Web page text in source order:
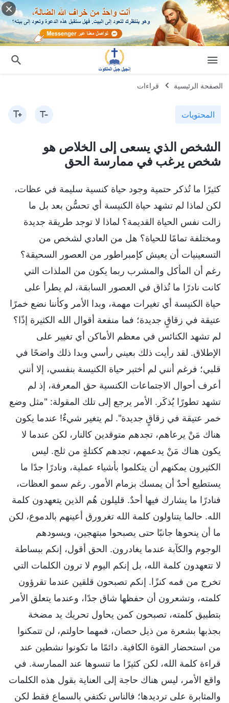
الصفحة الرئيسية قراءات
المحتويات
الشخص الذي يسعى إلى الخلاص هو
شخص يرغب في ممارسة الحق
كثيرًا ما تُذكر حتمية وجود حياة كنسية سليمة في عظات،
لكن لماذا لم تشهد حياة الكنيسة أي تحسُّن بعد بل ما
زالت نفس الحياة القديمة؟ لماذا لا توجد طريقة جديدة
ومختلفة تمامًا للحياة؟ هل من العادي لشخص من
التسعينيات أن يعيش كإمبراطور من العصور السحيقة؟
رغم أن المأكل والمشرب ربما يكون من الملذات التي
كانت نادرًا ما تُذاق في العصور السابقة، لم يطرأ على
حياة الكنيسة أي تغيرات مهمة، وبدا الأمر وكأننا نضع خمرًا
عتيقة في زقاقٍ جديدة؛ فما منفعة أقوال الله الكثيرة إذًا؟
لم تشهد الكنائس في معظم الأماكن أي تغيير على
الإطلاق. لقد رأيت ذلك بعيني رأسي وبدا ذلك واضحًا في
قلبي؛ فرغم أنني لم أختبر حياة الكنيسة بنفسي، إلا أنني
أعرف أحوال الاجتماعات الكنسية حق المعرفة، إذ لم
تشهد تطورًا يُذكَر. الأمر يرجع إلى تلك المقولة: "مثل وضع
خمر عتيقة في زقاقٍ جديدة". لم يتغير شيءٌ! عندما يكون
هناك مَنْ يرعاهم، تجدهم متوقدين كالنار، لكن عندما لا
يكون هناك مَنْ يدعمهم، تجدهم ككتلةٍ من ثلج. ليس
الكثيرون يمكنهم أن يتكلموا بأشياء عملية، ونادرًا جدًا ما
يستطيع أحدٌ أن يمسك بزمام الأمور. رغم سمو العظات،
فنادرًا ما يشارك فيها أحدٌ. قليلون هُم الذين يتعهدون كلمة
الله. حالما يتناولون كلمة الله تغرورق أعينهم بالدموع، لكن
ما أن ينحوها جانبًا حتى يصبحوا مبتهجين، ويسودهم
الوجوم والكآبة عندما يغادرون. الحق أقول، إنكم ببساطة
لا تتعهدون كلمة الله، بل إنكم اليوم لا ترون الكلمات التي
تخرج من فمه كنزًا. إنكم تصبحون قلقين عندما تقرؤون
كلمته، وتشعرون أن حفظها شاق جدًا، وعندما يتعلق الأمر
بتطبيق كلمته، تصبحون كمن يحاول تحريك يد مضخة
بجذبها بشعرة من ذيل حصان، فمهما حاولتم، لن تتمكنوا
من استحضار القوة الكافية. دائمًا ما تكونوا نشطين عند
قراءة كلمة الله، لكن كثيرًا ما تنسوها عند الممارسة. في
واقع الأمر، ليس هناك حاجة إلى العناية بقول هذه الكلمات
والمثابرة على ترديدها؛ فالناس تكتفي بالسماع فقط لكن